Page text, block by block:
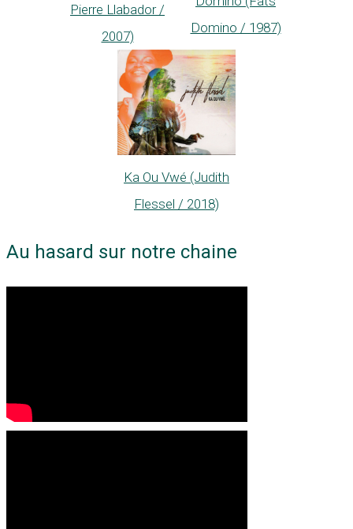
Pierre Llabador /
2007)
Domino / 1987)
Ka Ou Vwé (Judith
Flessel / 2018)
Au hasard sur notre chaine